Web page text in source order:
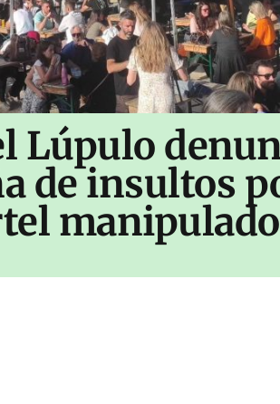
Lúpulo
de insultos
manipulado